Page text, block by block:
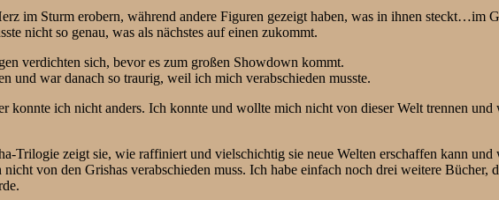
im Sturm erobern, während andere Figuren gezeigt haben, was in ihnen steckt…im
nicht so genau, was als nächstes auf einen zukommt.
verdichten sich, bevor es zum großen Showdown kommt.
und war danach so traurig, weil ich mich verabschieden musste.
konnte ich nicht anders. Ich konnte und wollte mich nicht von dieser Welt trennen
Trilogie zeigt sie, wie raffiniert und vielschichtig sie neue Welten erschaffen kann und
von den Grishas verabschieden muss. Ich habe einfach noch drei weitere